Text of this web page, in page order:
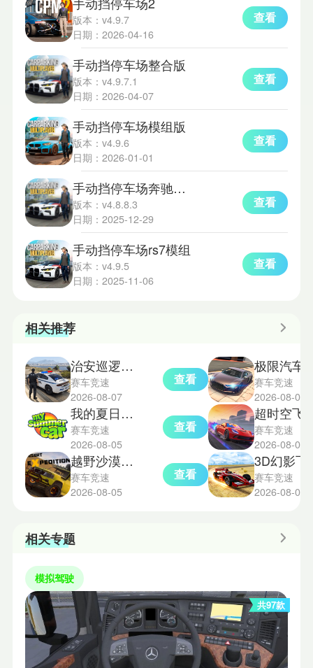
版本：v4.9.7
日期：2026-04-16
查看
手动挡停车场整合版
版本：v4.9.7.1
日期：2026-04-07
查看
手动挡停车场模组版
版本：v4.9.6
日期：2026-01-01
查看
手动挡停车场奔驰迈巴赫模组
版本：v4.8.8.3
日期：2025-12-29
查看
手动挡停车场rs7模组
版本：v4.9.5
日期：2025-11-06
查看
相关推荐
治安巡逻警车模拟器
赛车竞速
2026-08-07
查看
我的夏日汽车中文版
赛车竞速
2026-08-05
查看
越野沙漠探险模拟器
赛车竞速
2026-08-05
查看
赛车竞速
2026-08-04
赛车竞速
2026-08-03
赛车竞速
2026-08-03
相关专题
模拟驾驶
共97款